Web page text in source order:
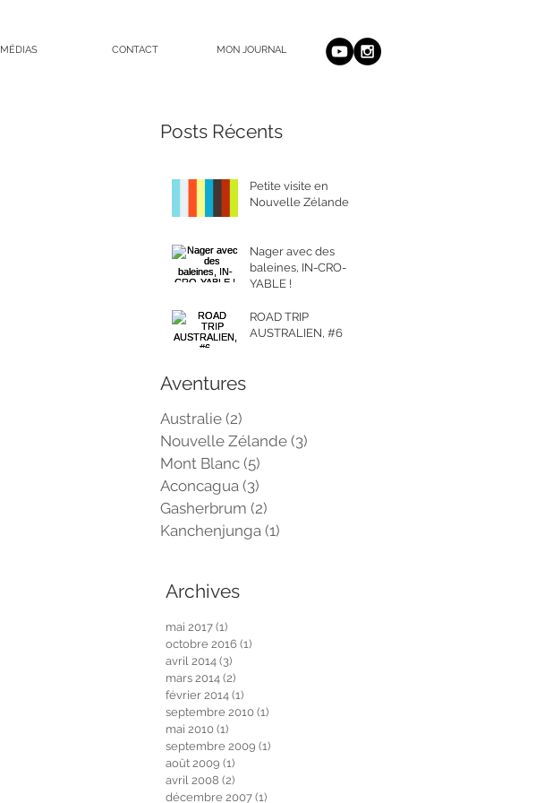
MÉDIAS CONTACT MON JOURNAL
Posts Récents
Petite visite en
Nouvelle Zélande
Nager avec des
baleines, IN-CRO-
YABLE !
ROAD TRIP
AUSTRALIEN, #6
Aventures
Australie (2)
Nouvelle Zélande (3)
Mont Blanc (5)
Aconcagua (3)
Gasherbrum (2)
Kanchenjunga (1)
Archives
mai 2017 (1)
octobre 2016 (1)
avril 2014 (3)
mars 2014 (2)
février 2014 (1)
septembre 2010 (1)
mai 2010 (1)
septembre 2009 (1)
août 2009 (1)
avril 2008 (2)
décembre 2007 (1)